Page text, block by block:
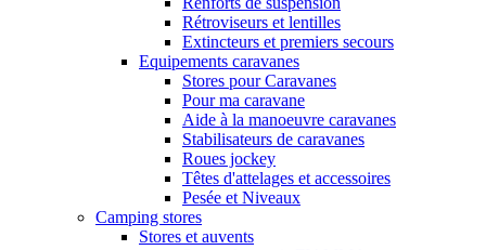
Rétroviseurs et lentilles
Extincteurs et premiers secours
Equipements caravanes
Stores pour Caravanes
Pour ma caravane
Aide à la manoeuvre caravanes
Stabilisateurs de caravanes
Roues jockey
Têtes d'attelages et accessoires
Pesée et Niveaux
Camping stores
Stores et auvents